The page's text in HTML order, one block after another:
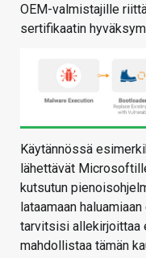
OEM-valmistajille
sertifikaatin
Käytännössä
lähettävät
kutsutun
lataamaan
tarvitsisi allekirjoittaa
mahdollistaa tämän